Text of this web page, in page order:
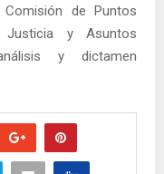
de Puntos
Justicia y Asuntos
y dictamen